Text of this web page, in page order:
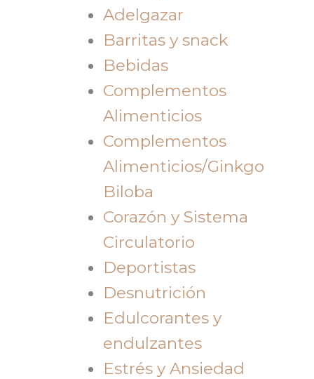
Adelgazar
Barritas y snack
Bebidas
Complementos
Alimenticios
Complementos
Alimenticios/Ginkgo
Biloba
Corazón y Sistema
Circulatorio
Deportistas
Desnutrición
Edulcorantes y
endulzantes
Estrés y Ansiedad